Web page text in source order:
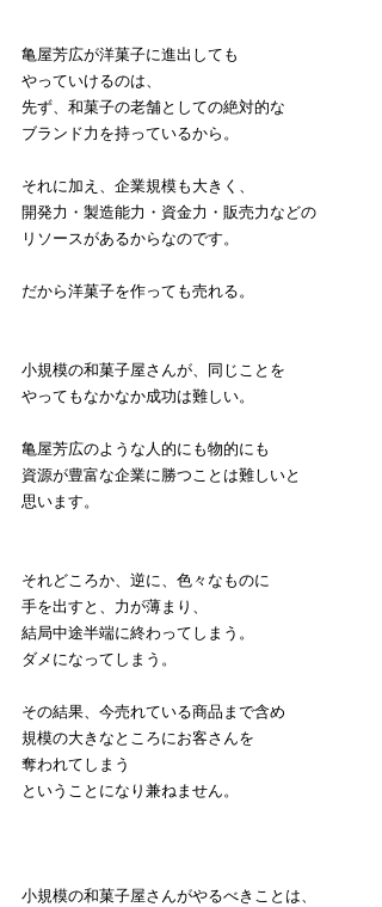
亀屋芳広が洋菓子に進出しても
やっていけるのは、
先ず、和菓子の老舗としての絶対的な
ブランド力を持っているから。
それに加え、企業規模も大きく、
開発力・製造能力・資金力・販売力などの
リソースがあるからなのです。
だから洋菓子を作っても売れる。
小規模の和菓子屋さんが、同じことを
やってもなかなか成功は難しい。
亀屋芳広のような人的にも物的にも
資源が豊富な企業に勝つことは難しいと
思います。
それどころか、逆に、色々なものに
手を出すと、力が薄まり、
結局中途半端に終わってしまう。
ダメになってしまう。
その結果、今売れている商品まで含め
規模の大きなところにお客さんを
奪われてしまう
ということになり兼ねません。
小規模の和菓子屋さんがやるべきことは、